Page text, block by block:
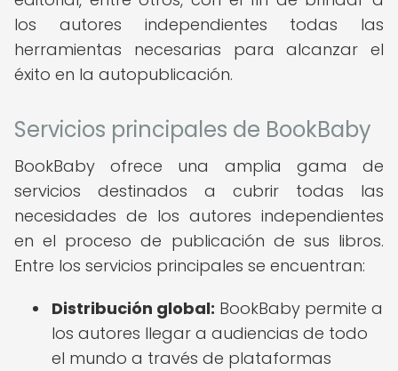
los autores independientes todas las
herramientas necesarias para alcanzar el
éxito en la autopublicación.
Servicios principales de BookBaby
BookBaby ofrece una amplia gama de
servicios destinados a cubrir todas las
necesidades de los autores independientes
en el proceso de publicación de sus libros.
Entre los servicios principales se encuentran:
Distribución global: BookBaby permite a
los autores llegar a audiencias de todo
el mundo a través de plataformas